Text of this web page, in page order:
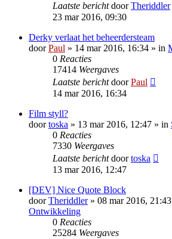
Laatste berichtdoorTheriddler
23 mar 2016, 09:30
Derky verlaat het beheerdersteam
doorPaul » 14 mar 2016, 16:34 » in
0 Reacties
17414 Weergaves
Laatste berichtdoorPaul
14 mar 2016, 16:34
Film styll?
doortoska » 13 mar 2016, 12:47 » in
0 Reacties
7330 Weergaves
Laatste berichtdoortoska
13 mar 2016, 12:47
[DEV] Nice Quote Block
doorTheriddler» 08 mar 2016,
Ontwikkeling
0 Reacties
25284 Weergaves